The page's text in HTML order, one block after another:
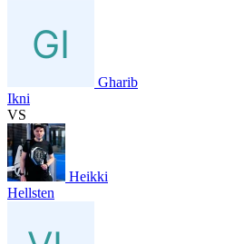
Gharib
Ikni
VS
Heikki
Hellsten